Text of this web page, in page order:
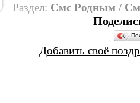
Раздел: Смс Родным /
Добавить своё